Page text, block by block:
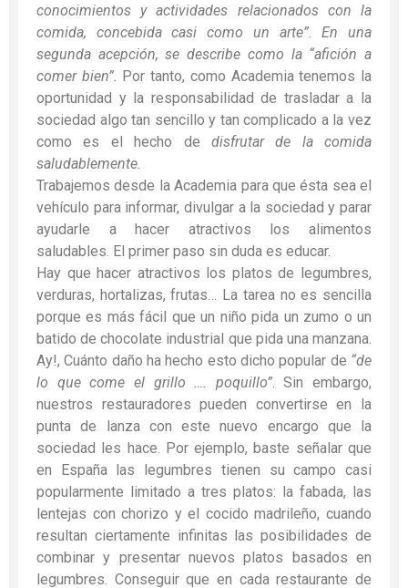
conocimientos y actividades relacionados con la
comida, concebida casi como un arte”. En una
segunda acepción, se describe como la “afición a
comer bien”. Por tanto, como Academia tenemos la
oportunidad y la responsabilidad de trasladar a la
sociedad algo tan sencillo y tan complicado a la vez
como es el hecho de disfrutar de la comida
saludablemente.
Trabajemos desde la Academia para que ésta sea el
vehículo para informar, divulgar a la sociedad y parar
ayudarle a hacer atractivos los alimentos
saludables. El primer paso sin duda es educar.
Hay que hacer atractivos los platos de legumbres,
verduras, hortalizas, frutas… La tarea no es sencilla
porque es más fácil que un niño pida un zumo o un
batido de chocolate industrial que pida una manzana.
Ay!, Cuánto daño ha hecho esto dicho popular de “de
lo que come el grillo …. poquillo”. Sin embargo,
nuestros restauradores pueden convertirse en la
punta de lanza con este nuevo encargo que la
sociedad les hace. Por ejemplo, baste señalar que
en España las legumbres tienen su campo casi
popularmente limitado a tres platos: la fabada, las
lentejas con chorizo y el cocido madrileño, cuando
resultan ciertamente infinitas las posibilidades de
combinar y presentar nuevos platos basados en
legumbres. Conseguir que en cada restaurante de